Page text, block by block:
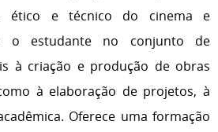
ético e técnico do cinema e
o estudante no conjunto de
à criação e produção de obras
à elaboração de projetos, à
Oferece uma formação